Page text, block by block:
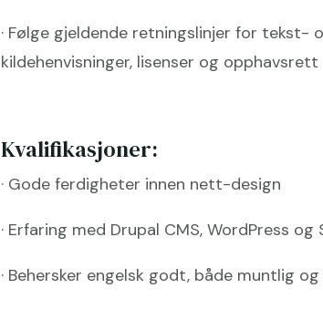
· Følge gjeldende retningslinjer for tekst-
kildehenvisninger, lisenser og opphavsrett
Kvalifikasjoner:
· Gode ferdigheter innen nett-design
· Erfaring med Drupal CMS, WordPress og
· Behersker engelsk godt, både muntlig